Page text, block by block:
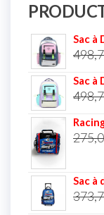
Sac à
Sac à
Sac à